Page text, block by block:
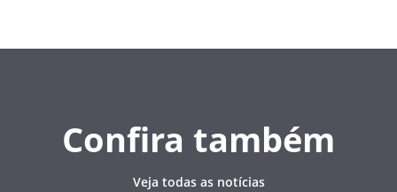
Confira também
Veja todas as notícias